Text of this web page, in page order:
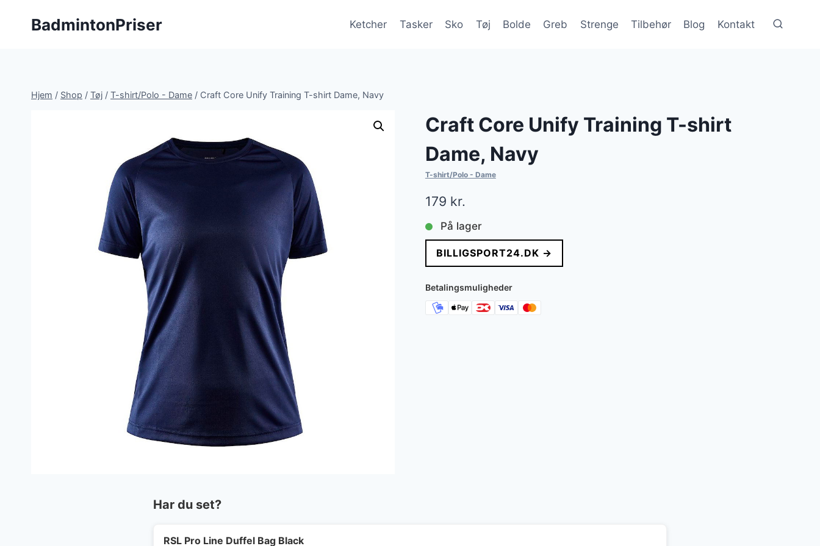
BadmintonPriser Ketcher Tasker Sko Tøj Bolde Greb Strenge Tilbehør Blog Kontakt
Hjem / Shop / Tøj / T-shirt/Polo - Dame / Craft Core Unify Training T-shirt Dame, Navy
Craft Core Unify Training T-shirt
Dame, Navy
T-shirt/Polo - Dame
179 kr.
På lager
BILLIGSPORT24.DK →
Betalingsmuligheder
Har du set?
RSL Pro Line Duffel Bag Black